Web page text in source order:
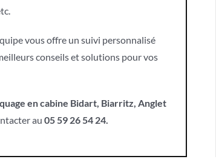
vous offre un suivi personnalisé
conseils et solutions pour vos
en cabine Bidart, Biarritz, Anglet
au 05 59 26 54 24.